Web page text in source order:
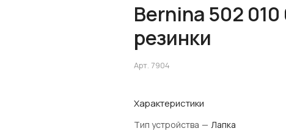
Bernina 502
резинки
Арт. 7904
Характеристики
Тип устройства — Лапка